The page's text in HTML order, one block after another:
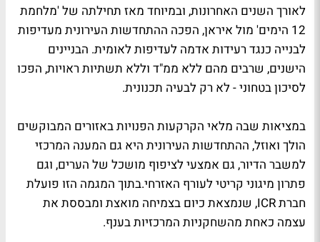
לאורך השנים האחרונות, ובמיוחד מאז תחילתה של 'מלחמת
12 הימים' מול איראן, הפכה ההתחדשות העירונית מעדיפות
לבנייה כנגד רעידות אדמה לעדיפות לאומית. הבניינים
הישנים, שרבים מהם ללא ממ"ד וללא תשתיות ראויות, הפכו
לסיכון בטחוני - לא רק לבעיה תכנונית.
במציאות שבה מלאי הקרקעות הפנויות באזורים המבוקשים
הולך ואוזל, ההתחדשות העירונית היא גם המענה המרכזי
למשבר הדיור, גם אמצעי לציפוף מושכל של הערים, וגם
פתרון מיגוני קריטי לעורף האזרחי.בתוך המגמה הזו פועלת
חברת ICR, שנמצאת כיום בצמיחה מואצת ומבססת את
עצמה כאחת מהשחקניות המרכזיות בענף.